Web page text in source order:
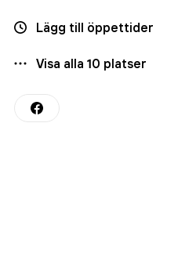
Lägg till öppettider
Visa alla 10 platser